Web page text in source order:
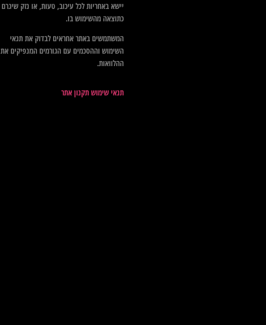
יישא באחריות לכל עיכוב, טעות, או נזק שיגרם
כתוצאה מהשימוש בו.
המשתמשים באתר אחראים לבדוק את תנאי
השימוש וההסכמים עם הגורמים המנפיקים את
ההלוואות.
תנאי שימוש תקנון אתר